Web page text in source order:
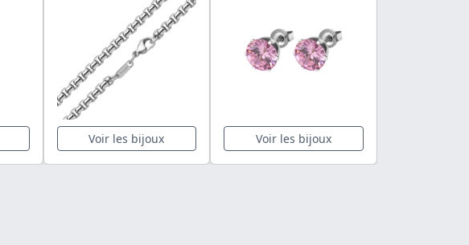
Voir les bijoux Voir les bijoux